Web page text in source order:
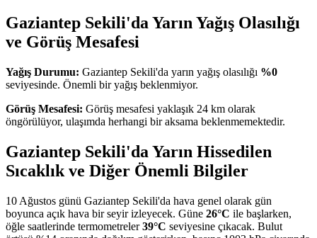
Gaziantep Sekili'da Yarın Yağış Olasılığı
ve Görüş Mesafesi
Yağış Durumu: Gaziantep Sekili'da yarın yağış olasılığı %0
seviyesinde. Önemli bir yağış beklenmiyor.
Görüş Mesafesi: Görüş mesafesi yaklaşık 24 km olarak
öngörülüyor, ulaşımda herhangi bir aksama beklenmemektedir.
Gaziantep Sekili'da Yarın Hissedilen
Sıcaklık ve Diğer Önemli Bilgiler
10 Ağustos günü Gaziantep Sekili'da hava genel olarak gün
boyunca açık hava bir seyir izleyecek. Güne 26°C ile başlarken,
öğle saatlerinde termometreler39°C seviyesine çıkacak. Bulut